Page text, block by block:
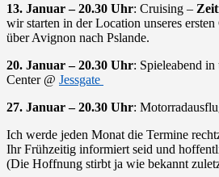
13. Januar – 20.30 Uhr: Cruising –
wir starten in der Location unseres ersten
über Avignon nach Pslande.
20. Januar – 20.30 Uhr: Spieleabend
Center @ Jessgate
27. Januar – 20.30 Uhr:
Ich werde jeden Monat die Termine
Ihr Frühzeitig informiert seid und
(Die Hoffnung stirbt ja wie bekannt